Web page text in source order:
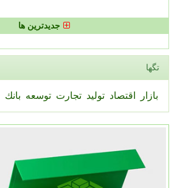
جدیدترین ها
تگها
بازار اقتصاد تولید تجارت توسعه بانك